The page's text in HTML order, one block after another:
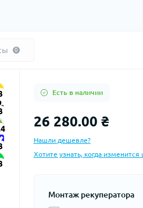
0
Есть в наличии
26 280.00 ₴
Нашли дешевле?
Хотите узнать, когда изменится
Монтаж рекуператора